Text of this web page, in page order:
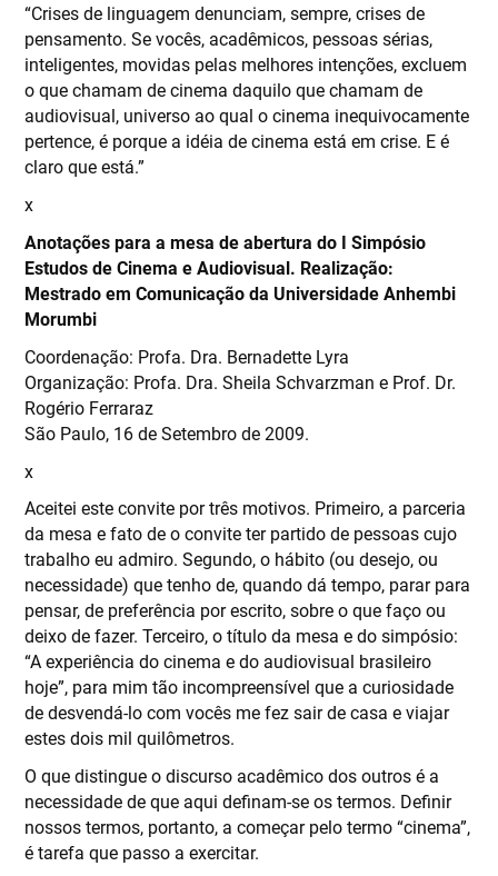
“Crises de linguagem denunciam, sempre, crises de
pensamento. Se vocês, acadêmicos, pessoas sérias,
inteligentes, movidas pelas melhores intenções, excluem
o que chamam de cinema daquilo que chamam de
audiovisual, universo ao qual o cinema inequivocamente
pertence, é porque a idéia de cinema está em crise. E é
claro que está.”
x
Anotações para a mesa de abertura do I Simpósio
Estudos de Cinema e Audiovisual. Realização:
Mestrado em Comunicação da Universidade Anhembi
Morumbi
Coordenação: Profa. Dra. Bernadette Lyra
Organização: Profa. Dra. Sheila Schvarzman e Prof. Dr.
Rogério Ferraraz
São Paulo, 16 de Setembro de 2009.
x
Aceitei este convite por três motivos. Primeiro, a parceria
da mesa e fato de o convite ter partido de pessoas cujo
trabalho eu admiro. Segundo, o hábito (ou desejo, ou
necessidade) que tenho de, quando dá tempo, parar para
pensar, de preferência por escrito, sobre o que faço ou
deixo de fazer. Terceiro, o título da mesa e do simpósio:
“A experiência do cinema e do audiovisual brasileiro
hoje”, para mim tão incompreensível que a curiosidade
de desvendá-lo com vocês me fez sair de casa e viajar
estes dois mil quilômetros.
O que distingue o discurso acadêmico dos outros é a
necessidade de que aqui definam-se os termos. Definir
nossos termos, portanto, a começar pelo termo “cinema”,
é tarefa que passo a exercitar.